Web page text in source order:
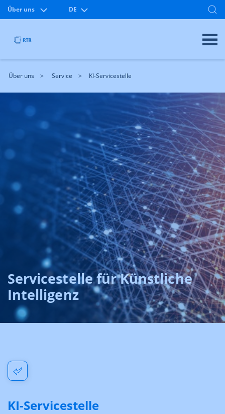
Über uns DE
Über uns Service KI-Servicestelle
Servicestelle für Künstliche
Intelligenz
KI-Servicestelle